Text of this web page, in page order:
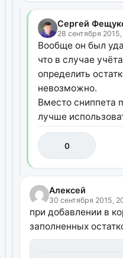
Сергей
28 сентября
Вообще он был
что в случае
определить
невозможно.
Вместо сниппета
лучше
0
Алексей
30 сентября 2015,
при добавлении в
заполненных